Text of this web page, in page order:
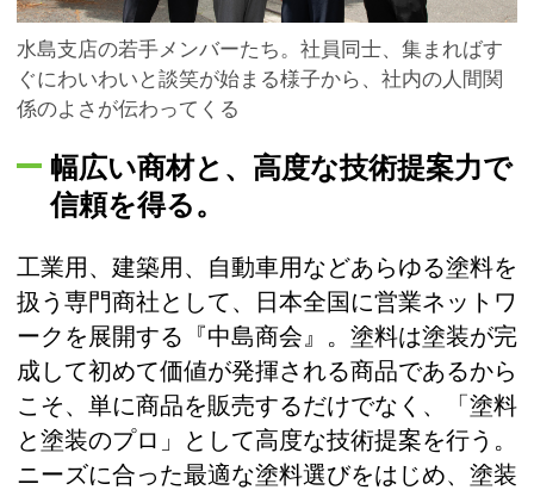
水島支店の若手メンバーたち。社員同士、集まればす
ぐにわいわいと談笑が始まる様子から、社内の人間関
係のよさが伝わってくる
幅広い商材と、高度な技術提案力で
信頼を得る。
工業用、建築用、自動車用などあらゆる塗料を
扱う専門商社として、日本全国に営業ネットワ
ークを展開する『中島商会』。塗料は塗装が完
成して初めて価値が発揮される商品であるから
こそ、単に商品を販売するだけでなく、「塗料
と塗装のプロ」として高度な技術提案を行う。
ニーズに合った最適な塗料選びをはじめ、塗装